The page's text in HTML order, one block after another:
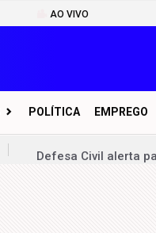
AO VIVO
POLÍTICA EMPREGO
Defesa Civil alerta
Prazo para Prova